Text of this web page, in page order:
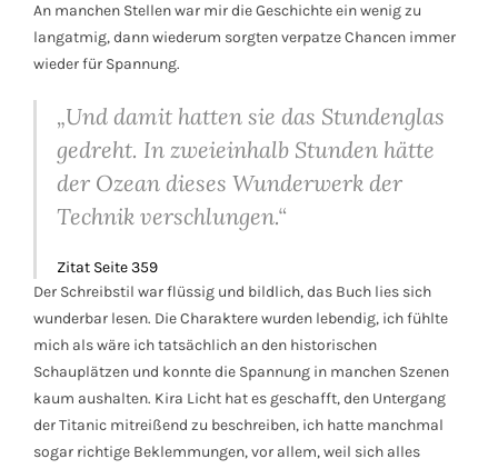
An manchen Stellen war mir die Geschichte ein wenig zu
langatmig, dann wiederum sorgten verpatze Chancen immer
wieder für Spannung.
„Und damit hatten sie das Stundenglas
gedreht. In zweieinhalb Stunden hätte
der Ozean dieses Wunderwerk der
Technik verschlungen.“
Zitat Seite 359
Der Schreibstil war flüssig und bildlich, das Buch lies sich
wunderbar lesen. Die Charaktere wurden lebendig, ich fühlte
mich als wäre ich tatsächlich an den historischen
Schauplätzen und konnte die Spannung in manchen Szenen
kaum aushalten. Kira Licht hat es geschafft, den Untergang
der Titanic mitreißend zu beschreiben, ich hatte manchmal
sogar richtige Beklemmungen, vor allem, weil sich alles